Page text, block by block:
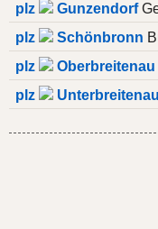
plz
Gunzendorf
plz
Schönbronn
plz
Oberbreitenau
plz
Unterbreitenau